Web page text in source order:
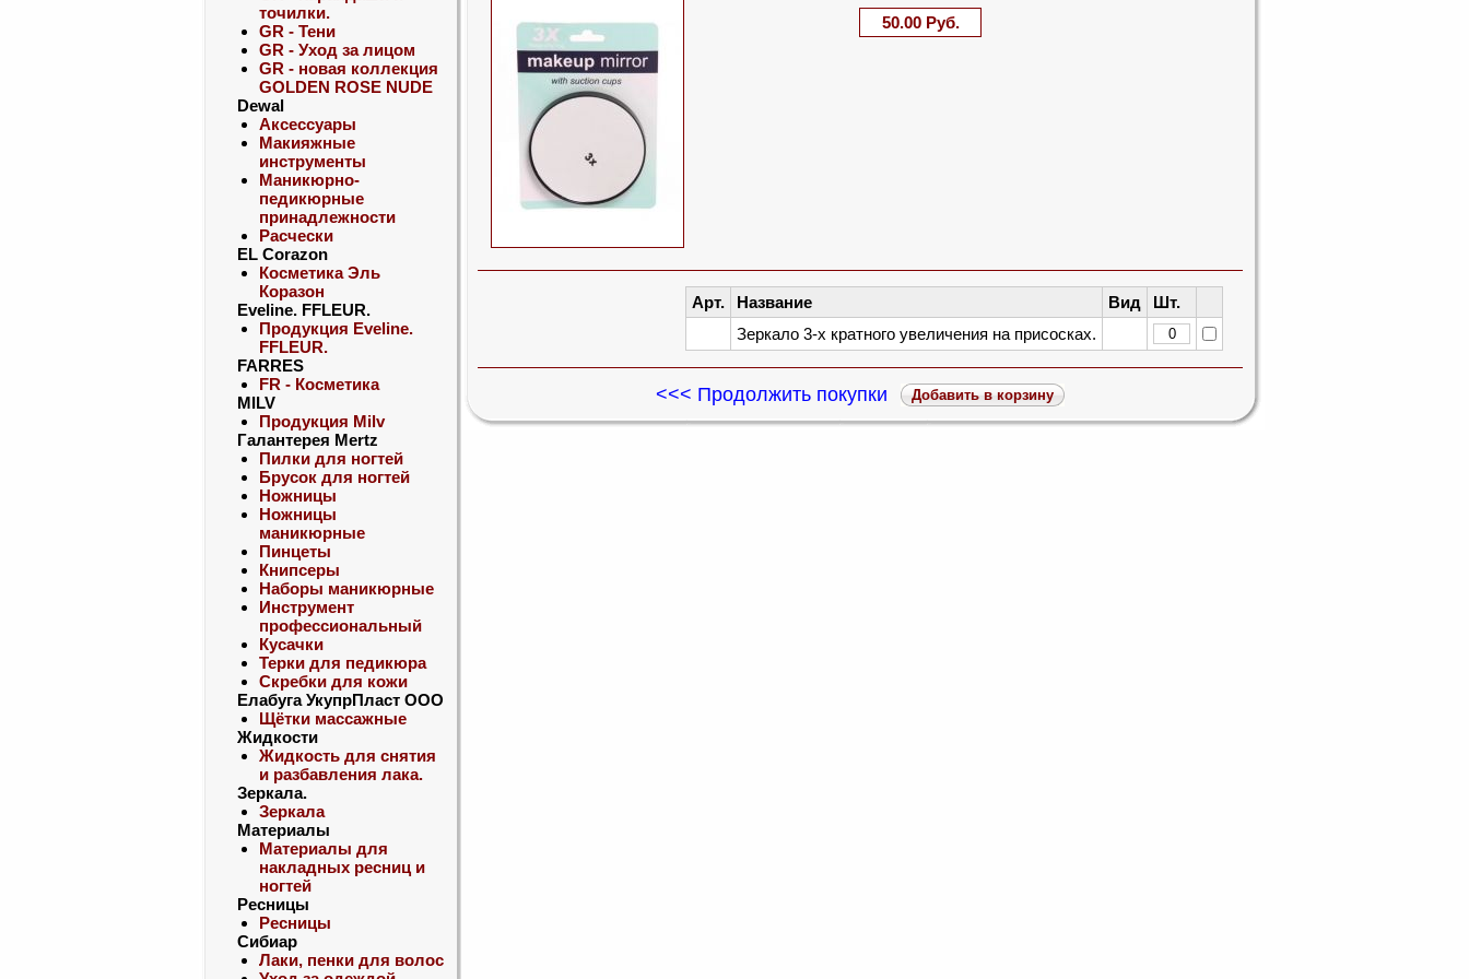
точилки.
GR - Тени
GR - Уход за лицом
GR - новая коллекция
GOLDEN ROSE NUDE
Dewal
Аксессуары
Макияжные
инструменты
Маникюрно-
педикюрные
принадлежности
Расчески
EL Corazon
Косметика Эль
Коразон
Eveline. FFLEUR.
Продукция Eveline.
FFLEUR.
FARRES
FR - Косметика
MILV
Продукция Milv
Галантерея Mertz
Пилки для ногтей
Брусок для ногтей
Ножницы
Ножницы
маникюрные
Пинцеты
Книпсеры
Наборы маникюрные
Инструмент
профессиональный
Кусачки
Терки для педикюра
Скребки для кожи
Елабуга УкупрПласт ООО
Щётки массажные
Жидкости
Жидкость для снятия
и разбавления лака.
Зеркала.
Зеркала
Материалы
Материалы для
накладных ресниц и
ногтей
Ресницы
Ресницы
Сибиар
Лаки, пенки для волос
50.00 Руб.
Арт. Название Вид
Шт.
Зеркало 3-х кратного увеличения на присосках.
<<< Продолжить покупки